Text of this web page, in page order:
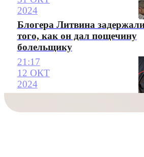
2024
Блогера Литвина
того, как он дал пощечину
болельщику
21:17
12 ОКТ
2024